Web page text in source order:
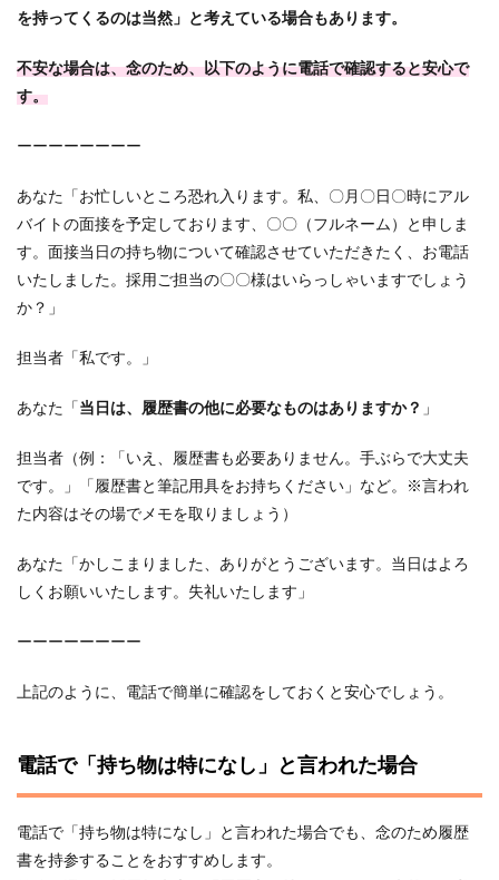
を持ってくるのは当然」と考えている場合もあります。
不安な場合は、念のため、以下のように電話で確認すると安心で
す。
ーーーーーーーー
あなた「お忙しいところ恐れ入ります。私、〇月〇日〇時にアル
バイトの面接を予定しております、〇〇（フルネーム）と申しま
す。面接当日の持ち物について確認させていただきたく、お電話
いたしました。採用ご担当の〇〇様はいらっしゃいますでしょう
か？」
担当者「私です。」
あなた「 当日は、履歴書の他に必要なものはありますか？ 」
担当者（例：「いえ、履歴書も必要ありません。手ぶらで大丈夫
です。」「履歴書と筆記用具をお持ちください」など。※言われ
た内容はその場でメモを取りましょう）
あなた「かしこまりました、ありがとうございます。当日はよろ
しくお願いいたします。失礼いたします」
ーーーーーーーー
上記のように、電話で簡単に確認をしておくと安心でしょう。
電話で「持ち物は特になし」と言われた場合
電話で「持ち物は特になし」と言われた場合でも、念のため履歴
書を持参することをおすすめします。